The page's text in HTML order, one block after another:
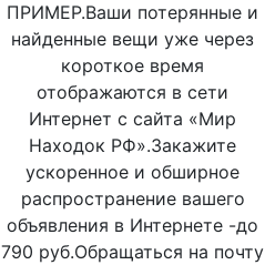
ПРИМЕР.Ваши потерянные и
найденные вещи уже через
короткое время
отображаются в сети
Интернет с сайта «Мир
Находок РФ».Закажите
ускоренное и обширное
распространение вашего
объявления в Интернете -до
790 руб.Обращаться на почту